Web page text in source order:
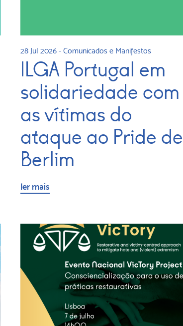
28 Jul 2026 -Comunicados e Manifestos
ILGA Portugal em
solidariedade com
as vítimas do
ataque ao Pride de
Berlim
ler mais